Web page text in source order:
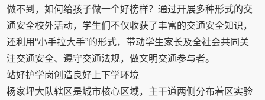
做不到，如何给孩子做一个好榜样？通过开展多种形式的交
通安全校外活动，学生们不仅收获了丰富的交通安全知识，
还利用“小手拉大手”的形式，带动学生家长及全社会共同关
注交通安全、遵守交通法规，做文明交通参与者。
站好护学岗创造良好上下学环境
杨家坪大队辖区是城市核心区域，主干道两侧分布着区实验